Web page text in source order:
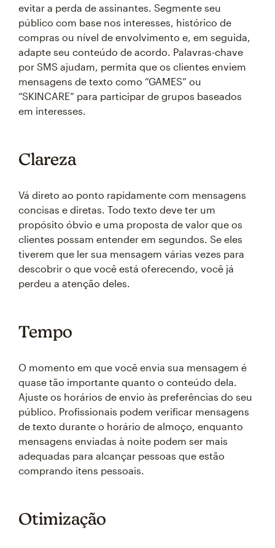
evitar a perda de assinantes. Segmente seu
público com base nos interesses, histórico de
compras ou nível de envolvimento e, em seguida,
adapte seu conteúdo de acordo. Palavras-chave
por SMS ajudam, permita que os clientes enviem
mensagens de texto como “GAMES” ou
“SKINCARE” para participar de grupos baseados
em interesses.
Clareza
Vá direto ao ponto rapidamente com mensagens
concisas e diretas. Todo texto deve ter um
propósito óbvio e uma proposta de valor que os
clientes possam entender em segundos. Se eles
tiverem que ler sua mensagem várias vezes para
descobrir o que você está oferecendo, você já
perdeu a atenção deles.
Tempo
O momento em que você envia sua mensagem é
quase tão importante quanto o conteúdo dela.
Ajuste os horários de envio às preferências do seu
público. Profissionais podem verificar mensagens
de texto durante o horário de almoço, enquanto
mensagens enviadas à noite podem ser mais
adequadas para alcançar pessoas que estão
comprando itens pessoais.
Otimização